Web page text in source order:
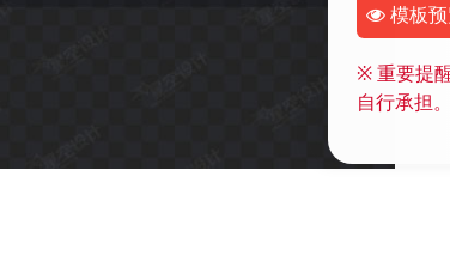
模板
※重要提
自行承担